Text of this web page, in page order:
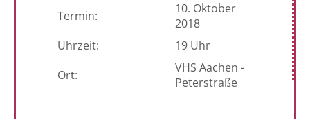
Termin:
10. Oktober
2018
Uhrzeit:
19 Uhr
Ort:
VHS Aachen -
Peterstraße